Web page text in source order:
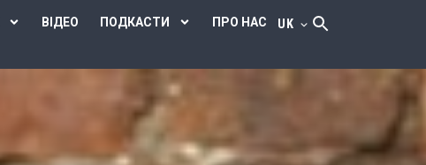
ВІДЕО ПОДКАСТИ ПРО НАС UK